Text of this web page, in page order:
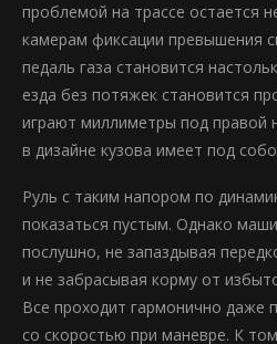
проблемой на трассе остается
камерам фиксации превышения
педаль газа становится
езда без потяжек становится
играют миллиметры под правой
в дизайне кузова имеет под
Руль с таким напором по
показаться пустым. Однако
послушно, не запаздывая
и не забрасывая корму от
Все проходит гармонично даже
со скоростью при маневре. К